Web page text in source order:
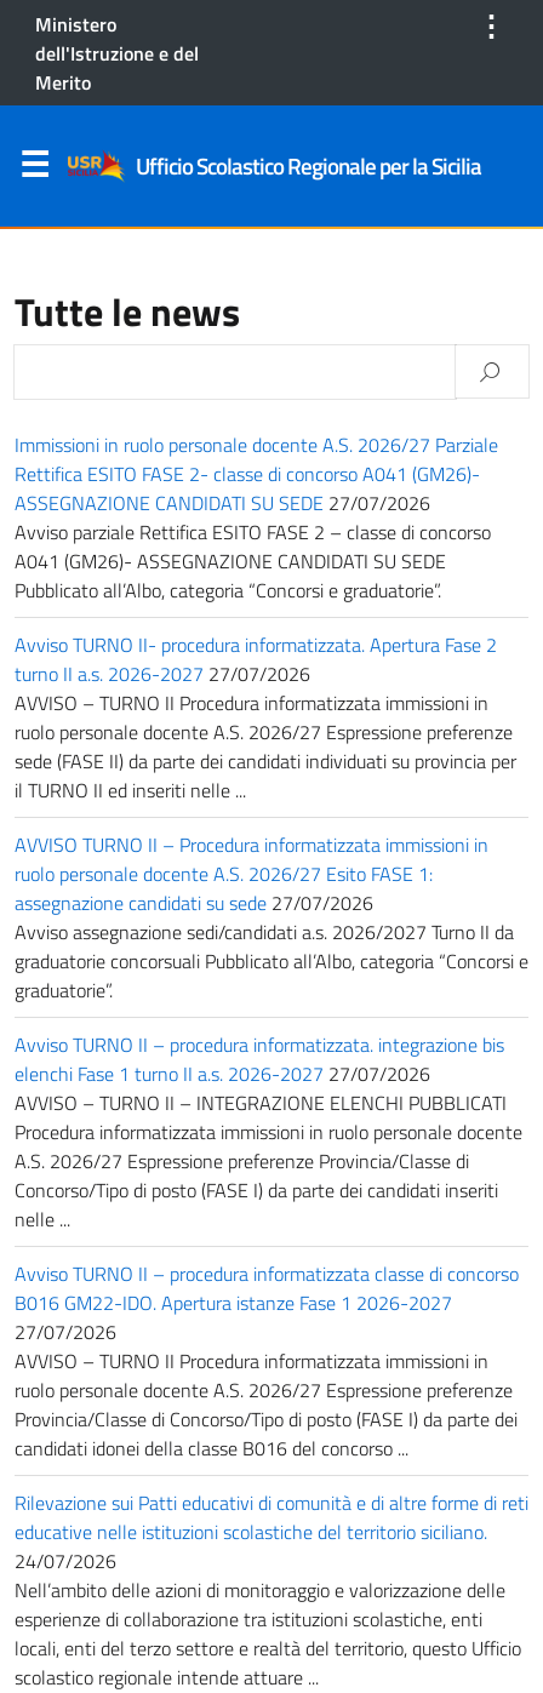
Ministero
dell'Istruzione e del
Merito
⋮
Ufficio Scolastico Regionale per la Sicilia
Tutte le news
Immissioni in ruolo personale docente A.S. 2026/27 Parziale
Rettifica ESITO FASE 2- classe di concorso A041 (GM26)-
ASSEGNAZIONE CANDIDATI SU SEDE 27/07/2026
Avviso parziale Rettifica ESITO FASE 2 – classe di concorso
A041 (GM26)- ASSEGNAZIONE CANDIDATI SU SEDE
Pubblicato all’Albo, categoria “Concorsi e graduatorie”.
Avviso TURNO II- procedura informatizzata. Apertura Fase 2
turno II a.s. 2026-2027 27/07/2026
AVVISO – TURNO II Procedura informatizzata immissioni in
ruolo personale docente A.S. 2026/27 Espressione preferenze
sede (FASE II) da parte dei candidati individuati su provincia per
il TURNO II ed inseriti nelle ...
AVVISO TURNO II – Procedura informatizzata immissioni in
ruolo personale docente A.S. 2026/27 Esito FASE 1:
assegnazione candidati su sede 27/07/2026
Avviso assegnazione sedi/candidati a.s. 2026/2027 Turno II da
graduatorie concorsuali Pubblicato all’Albo, categoria “Concorsi e
graduatorie”.
Avviso TURNO II – procedura informatizzata. integrazione bis
elenchi Fase 1 turno II a.s. 2026-2027 27/07/2026
AVVISO – TURNO II – INTEGRAZIONE ELENCHI PUBBLICATI
Procedura informatizzata immissioni in ruolo personale docente
A.S. 2026/27 Espressione preferenze Provincia/Classe di
Concorso/Tipo di posto (FASE I) da parte dei candidati inseriti
nelle ...
Avviso TURNO II – procedura informatizzata classe di concorso
B016 GM22-IDO. Apertura istanze Fase 1 2026-2027
27/07/2026
AVVISO – TURNO II Procedura informatizzata immissioni in
ruolo personale docente A.S. 2026/27 Espressione preferenze
Provincia/Classe di Concorso/Tipo di posto (FASE I) da parte dei
candidati idonei della classe B016 del concorso ...
Rilevazione sui Patti educativi di comunità e di altre forme di reti
educative nelle istituzioni scolastiche del territorio siciliano.
24/07/2026
Nell’ambito delle azioni di monitoraggio e valorizzazione delle
esperienze di collaborazione tra istituzioni scolastiche, enti
locali, enti del terzo settore e realtà del territorio, questo Ufficio
scolastico regionale intende attuare ...